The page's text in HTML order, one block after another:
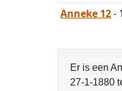
Anneke 12-
Er is een
27-1-1880